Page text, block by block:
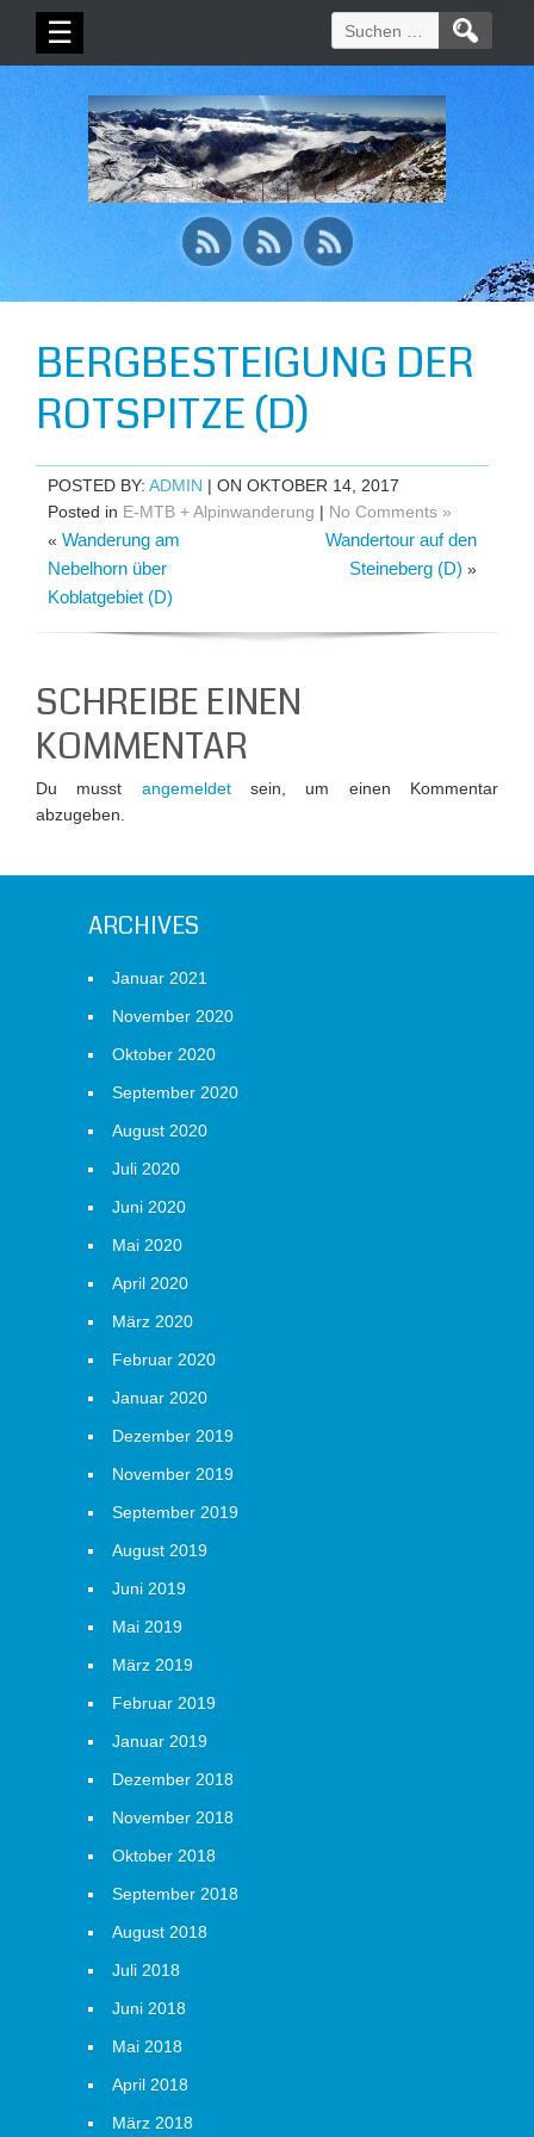
☰
Suchen
nach:
BERGBESTEIGUNG DER
ROTSPITZE (D)
POSTED BY: ADMIN | ON OKTOBER 14, 2017
Posted in E-MTB + Alpinwanderung | No Comments »
« Wanderung am
Nebelhorn über
Koblatgebiet (D)
Wandertour auf den
Steineberg (D) »
SCHREIBE EINEN
KOMMENTAR
Du musst angemeldetsein, um einen Kommentar
abzugeben.
ARCHIVES
Januar 2021
November 2020
Oktober 2020
September 2020
August 2020
Juli 2020
Juni 2020
Mai 2020
April 2020
März 2020
Februar 2020
Januar 2020
Dezember 2019
November 2019
September 2019
August 2019
Juni 2019
Mai 2019
März 2019
Februar 2019
Januar 2019
Dezember 2018
November 2018
Oktober 2018
September 2018
August 2018
Juli 2018
Juni 2018
Mai 2018
April 2018
März 2018